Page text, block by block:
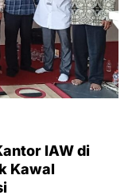
IAW di
Kawal